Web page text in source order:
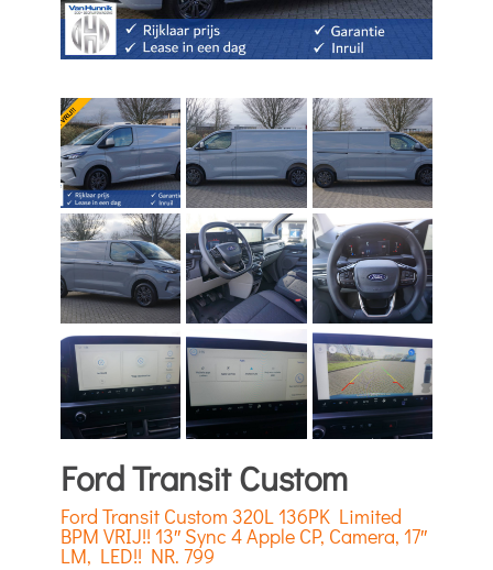
Ford Transit Custom
Ford Transit Custom 320L 136PK Limited
BPM VRIJ!! 13″ Sync 4 Apple CP, Camera, 17″
LM, LED!! NR. 799